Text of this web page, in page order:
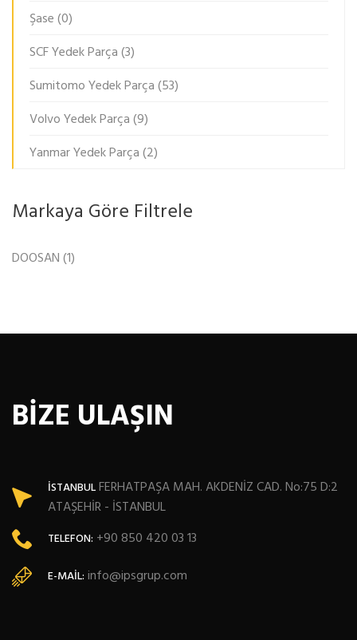
Şase(0)
SCF Yedek Parça(3)
Sumitomo Yedek Parça(53)
Volvo Yedek Parça(9)
Yanmar Yedek Parça(2)
Markaya Göre Filtrele
DOOSAN(1)
BİZE ULAŞIN
İSTANBULFERHATPAŞA MAH. AKDENİZ CAD. No:75 D:2
ATAŞEHİR - İSTANBUL
TELEFON: +90 850 420 03 13
E-MAIL: info@ipsgrup.com